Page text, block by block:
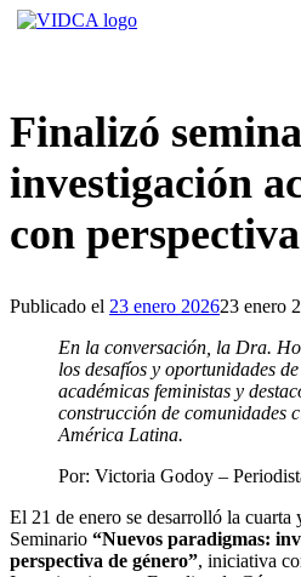
Saltar
Finalizó
investigación
con
Publicado el 23 enero 202623 enero
En la conversación, la Dra.
los desafíos y oportunidades
académicas feministas y
construcción de comunidades
América Latina.
Por: Victoria Godoy –
El 21 de enero se desarrolló la
Seminario “Nuevos paradigmas:
perspectiva de género”, iniciativa